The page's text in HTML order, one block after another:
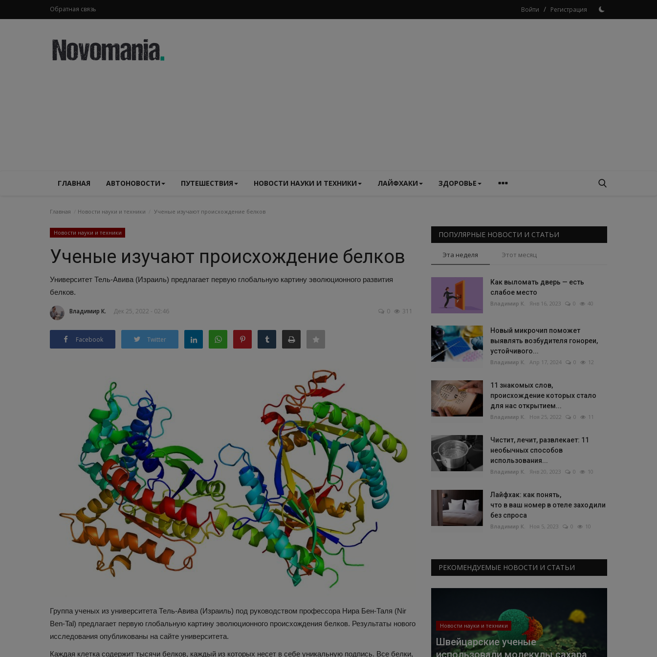
Обратная связь Войти / Регистрация
ГЛАВНАЯ АВТОНОВОСТИ ПУТЕШЕСТВИЯ НОВОСТИ НАУКИ И ТЕХНИКИ ЛАЙФХАКИ ЗДОРОВЬЕ
Главная Новости науки и техники Ученые изучают происхождение белков
Новости науки и техники
Ученые изучают происхождение белков
Университет Тель-Авива (Израиль) предлагает первую глобальную картину эволюционного развития
белков.
Владимир К. Дек 25, 2022 - 02:46 0 311
Facebook Twitter
Группа ученых из университета Тель-Авива (Израиль) под руководством профессора Нира Бен-Таля (Nir
Ben-Tal) предлагает первую глобальную картину эволюционного происхождения белков. Результаты нового
исследования опубликованы на сайте университета.
Каждая клетка содержит тысячи белков, каждый из которых несет в себе уникальную подпись. Все белки,
ПОПУЛЯРНЫЕ НОВОСТИ И СТАТЬИ
Эта неделя Этот месяц
Как выломать дверь — есть
слабое место
Владимир К. Янв 16, 2023 0 40
Новый микрочип поможет
выявлять возбудителя гонореи,
устойчивого...
Владимир К. Апр 17, 2024 0 12
11 знакомых слов,
происхождение которых стало
для нас открытием...
Владимир К. Ноя 25, 2022 0 11
Чистит, лечит, развлекает: 11
необычных способов
использования...
Владимир К. Янв 20, 2023 0 10
Лайфхак: как понять,
что в ваш номер в отеле заходили
без спроса
Владимир К. Ноя 5, 2023 0 10
РЕКОМЕНДУЕМЫЕ НОВОСТИ И СТАТЬИ
Новости науки и техники
Швейцарские ученые
использовали молекулы сахара